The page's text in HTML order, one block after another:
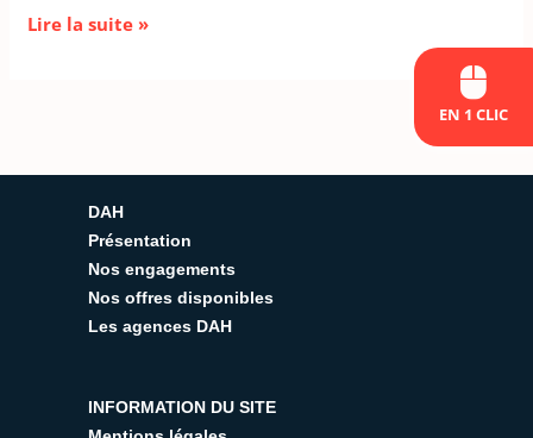
EN 1 CLIC
Lire la suite »
DAH
Présentation
Nos engagements
Nos offres disponibles
Les agences DAH
INFORMATION DU SITE